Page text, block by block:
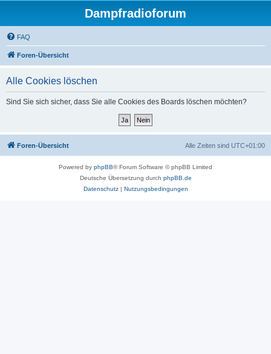
Dampfradioforum
FAQ
Foren-Übersicht
Alle Cookies löschen
Sind Sie sich sicher, dass Sie alle Cookies des Boards löschen möchten?
Foren-Übersicht Alle Zeiten sind UTC+01:00
Powered by phpBB® Forum Software © phpBB Limited
Deutsche Übersetzung durch phpBB.de
Datenschutz| Nutzungsbedingungen